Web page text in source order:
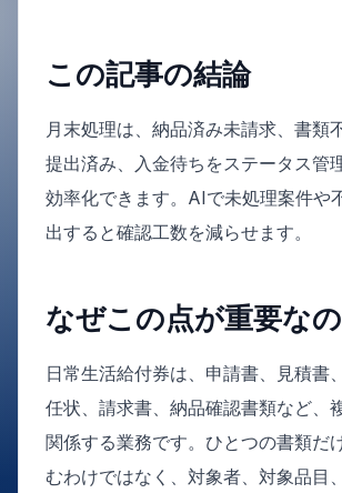
この記事の結論
月末処理は、納品済み未請求、書類
提出済み、入金待ちをステータス管
効率化できます。AIで未処理案件や
出すると確認工数を減らせます。
なぜこの点が重要な
日常生活給付券は、申請書、見積書
任状、請求書、納品確認書類など、
関係する業務です。ひとつの書類だ
むわけではなく、対象者、対象品目